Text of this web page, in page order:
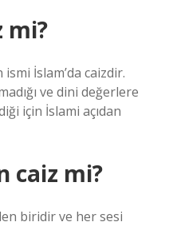
mi?
İslam’da caizdir.
ve dini değerlere
için İslami açıdan
caiz mi?
biridir ve her sesi